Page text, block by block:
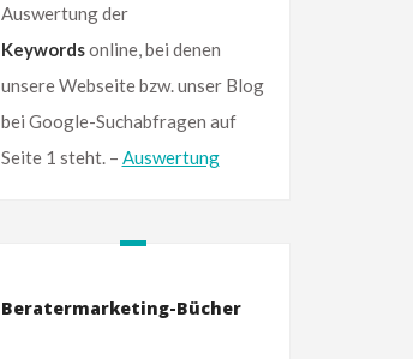
Auswertung der
Keywordsonline, bei denen
unsere Webseite bzw. unser Blog
bei Google-Suchabfragen auf
Seite 1 steht. – Auswertung
Beratermarketing-Bücher